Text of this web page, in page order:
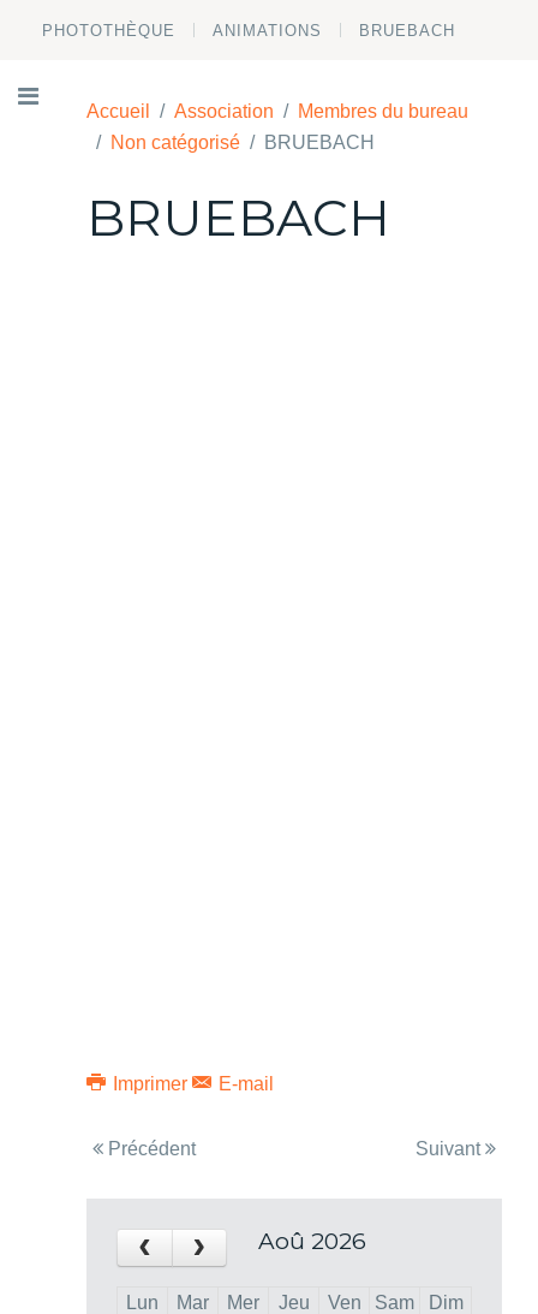
PHOTOTHÈQUE ANIMATIONS BRUEBACH
Accueil Association
Membres du bureau
Non catégorisé
BRUEBACH
BRUEBACH
Imprimer E-mail
Précédent Suivant
‹ › Aoû 2026
Lun Mar Mer Jeu Ven Sam
Dim